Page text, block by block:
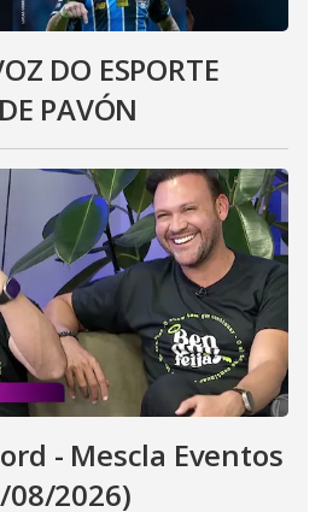
DO ESPORTE
PAVÓN
- Mescla Eventos
08/2026)